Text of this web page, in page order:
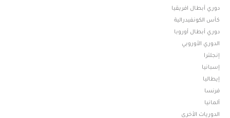
دوري أبطال افريقيا
كأس الكونفيدرالية
دوري أبطال أوروبا
الدوري الأوروبي
إنجلترا
إسبانيا
إيطاليا
فرنسا
ألمانيا
الدوريات الأخرى